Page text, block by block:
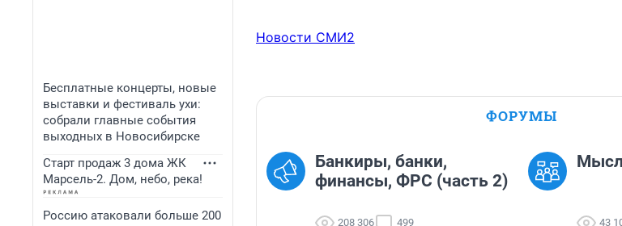
Бесплатные концерты, новые
выставки и фестиваль ухи:
собрали главные события
выходных в Новосибирске
Старт продаж 3 дома ЖК
Марсель-2. Дом, небо, река!
Россию атаковали больше 200
Новости СМИ2
ФОРУМЫ
Банкиры, банки,
финансы, ФРС (часть 2)
208 306 499 43